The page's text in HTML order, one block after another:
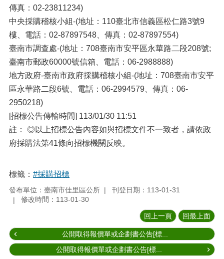
傳真：02-23811234)
中央採購稽核小組-(地址：110臺北市信義區松仁路3號9
樓、電話：02-87897548、傳真：02-87897554)
臺南市調查處-(地址：708臺南市安平區永華路二段208號;
臺南市郵政60000號信箱、電話：06-2988888)
地方政府-臺南市政府採購稽核小組-(地址：708臺南市安平
區永華路二段6號、電話：06-2994579、傳真：06-
2950218)
[招標公告傳輸時間] 113/01/30 11:51
註： ◎以上招標公告內容如與招標文件不一致者，請依政
府採購法第41條向招標機關反映。
標籤： #採購招標
發布單位：臺南市佳里區公所
刊登日期：113-01-31
修改時間：113-01-30
回上一頁 回最上面
公開取得報價單或企劃書公告[標...
公開取得報價單或企劃書公告[標...